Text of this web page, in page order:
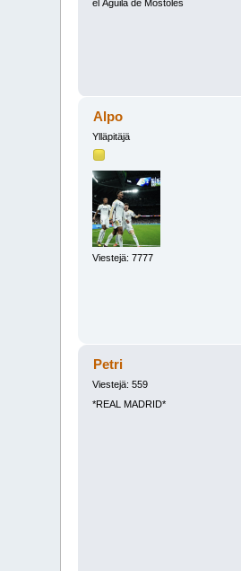
el Águila de Móstoles
Alpo
Ylläpitäjä
Viestejä: 7777
Petri
Viestejä: 559
*REAL MADRID*